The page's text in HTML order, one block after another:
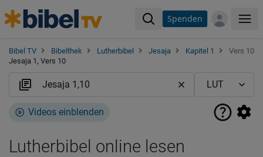
Spenden
Bibel TV Bibelthek Lutherbibel Jesaja Kapitel 1
Vers 10
Jesaja 1, Vers 10
Videos einblenden
Lutherbibel online lesen